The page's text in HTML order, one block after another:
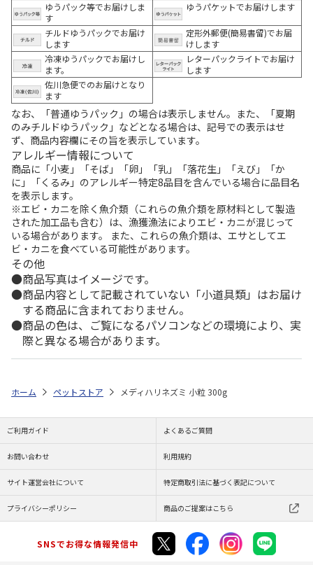
ゆうパック等でお届けしま
す
ゆうパケットでお届けします
チルドゆうパックでお届け
します
定形外郵便(簡易書留)でお届
けします
冷凍ゆうパックでお届けし
ます。
レターパックライトでお届け
します
佐川急便でのお届けとなり
ます
なお、「普通ゆうパック」の場合は表示しません。また、「夏期
のみチルドゆうパック」などとなる場合は、記号での表示はせ
ず、商品内容欄にその旨を表示しています。
アレルギー情報について
商品に「小麦」「そば」「卵」「乳」「落花生」「えび」「か
に」「くるみ」のアレルギー特定8品目を含んでいる場合に品目名
を表示します。
※エビ・カニを除く魚介類（これらの魚介類を原材料として製造
された加工品も含む）は、漁獲漁法によりエビ・カニが混じって
いる場合があります。 また、これらの魚介類は、エサとしてエ
ビ・カニを食べている可能性があります。
その他
商品写真はイメージです。
商品内容として記載されていない「小道具類」はお届け
する商品に含まれておりません。
商品の色は、ご覧になるパソコンなどの環境により、実
際と異なる場合があります。
ホーム ペットストア メディハリネズミ 小粒 300g
ご利用ガイド よくあるご質問
お問い合わせ 利用規約
サイト運営会社について 特定商取引法に基づく表記について
プライバシーポリシー 商品のご提案はこちら
SNSでお得な情報発信中